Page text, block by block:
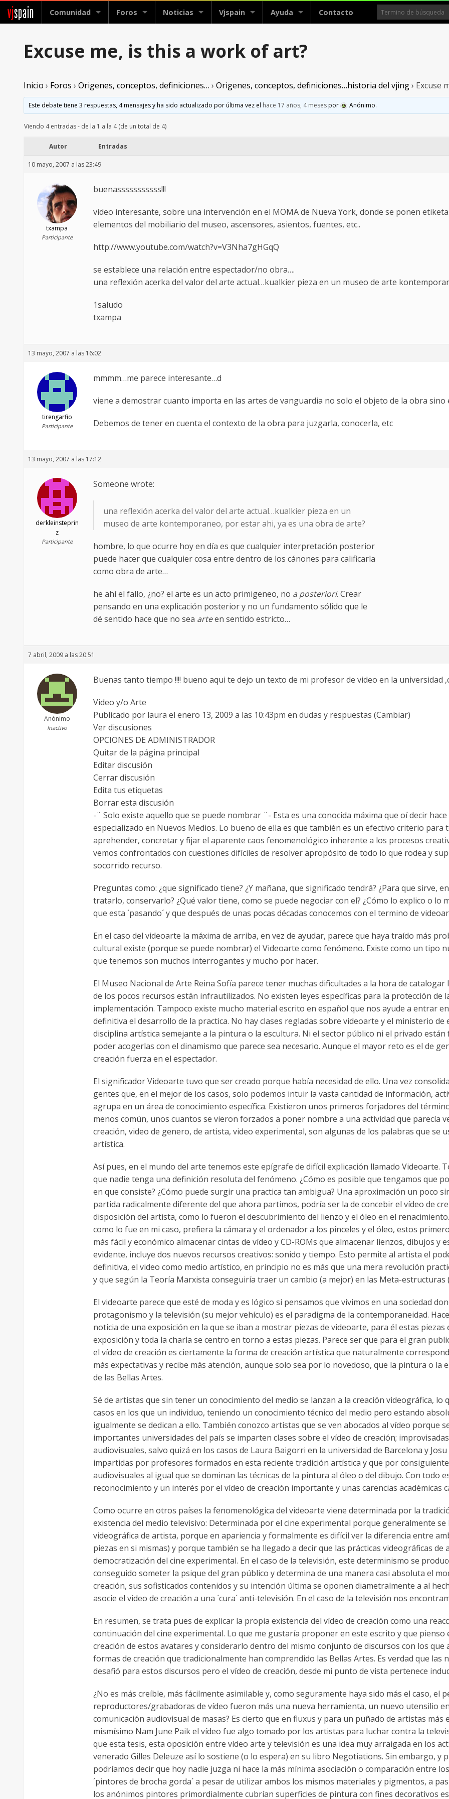
vjspain Comunidad Foros Noticias Vjspain Ayuda Contacto
Excuse me, is this a work of art?
Inicio › Foros › Origenes, conceptos, definiciones… › Origenes, conceptos, definiciones…historia del vjing› Excuse
Este debate tiene 3 respuestas, 4 mensajes y ha sido actualizado por última vez el hace 17 años, 4 mesespor Anónimo.
Viendo 4 entradas - de la 1 a la 4 (de un total de 4)
Autor Entradas
10 mayo, 2007 a las 23:49
txampa
Participante
buenasssssssssss!!!
vídeo interesante, sobre una intervención en el MOMA de Nueva York, donde se ponen
elementos del mobiliario del museo, ascensores, asientos, fuentes, etc..
http://www.youtube.com/watch?v=V3Nha7gHGqQ
se establece una relación entre espectador/no obra….
una reflexión acerka del valor del arte actual…kualkier pieza en un museo de arte
1saludo
txampa
13 mayo, 2007 a las 16:02
tirengarfio
Participante
mmmm…me parece interesante…d
viene a demostrar cuanto importa en las artes de vanguardia no solo el objeto de la obra sino
Debemos de tener en cuenta el contexto de la obra para juzgarla, conocerla, etc
13 mayo, 2007 a las 17:12
derkleinsteprin
z
Participante
Someone wrote:
una reflexión acerka del valor del arte actual…kualkier pieza en un
museo de arte kontemporaneo, por estar ahi, ya es una obra de arte?
hombre, lo que ocurre hoy en día es que cualquier interpretación posterior
puede hacer que cualquier cosa entre dentro de los cánones para calificarla
como obra de arte…
he ahí el fallo, ¿no? el arte es un acto primigeneo, no a posteriori. Crear
pensando en una explicación posterior y no un fundamento sólido que le
dé sentido hace que no sea arteen sentido estricto…
7 abril, 2009 a las 20:51
Anónimo
Inactivo
Buenas tanto tiempo !!!! bueno aqui te dejo un texto de mi profesor de video en la universidad
Video y/o Arte
Publicado por laura el enero 13, 2009 a las 10:43pm en dudas y respuestas (Cambiar)
Ver discusiones
OPCIONES DE ADMINISTRADOR
Quitar de la página principal
Editar discusión
Cerrar discusión
Edita tus etiquetas
Borrar esta discusión
-¨ Solo existe aquello que se puede nombrar ¨- Esta es una conocida máxima que oí decir
especializado en Nuevos Medios. Lo bueno de ella es que también es un efectivo criterio para
aprehender, concretar y fijar el aparente caos fenomenológico inherente a los procesos
vemos confrontados con cuestiones difíciles de resolver apropósito de todo lo que rodea y
socorrido recurso.
Preguntas como: ¿que significado tiene? ¿Y mañana, que significado tendrá? ¿Para que sirve,
tratarlo, conservarlo? ¿Qué valor tiene, como se puede negociar con el? ¿Cómo lo explico o lo
que esta ´pasando´ y que después de unas pocas décadas conocemos con el termino de
En el caso del videoarte la máxima de arriba, en vez de ayudar, parece que haya traído más
cultural existe (porque se puede nombrar) el Videoarte como fenómeno. Existe como un tipo
que tenemos son muchos interrogantes y mucho por hacer.
El Museo Nacional de Arte Reina Sofía parece tener muchas dificultades a la hora de
de los pocos recursos están infrautilizados. No existen leyes específicas para la protección de
implementación. Tampoco existe mucho material escrito en español que nos ayude a entrar
definitiva el desarrollo de la practica. No hay clases regladas sobre videoarte y el ministerio de
disciplina artística semejante a la pintura o la escultura. Ni el sector público ni el privado
poder acogerlas con el dinamismo que parece sea necesario. Aunque el mayor reto es el de
creación fuerza en el espectador.
El significador Videoarte tuvo que ser creado porque había necesidad de ello. Una vez
gentes que, en el mejor de los casos, solo podemos intuir la vasta cantidad de información,
agrupa en un área de conocimiento específica. Existieron unos primeros forjadores del
menos común, unos cuantos se vieron forzados a poner nombre a una actividad que parecía
creación, video de genero, de artista, video experimental, son algunas de los palabras que
artística.
Así pues, en el mundo del arte tenemos este epígrafe de difícil explicación llamado Videoarte.
que nadie tenga una definición resoluta del fenómeno. ¿Cómo es posible que tengamos que
en que consiste? ¿Cómo puede surgir una practica tan ambigua? Una aproximación un poco
partida radicalmente diferente del que ahora partimos, podría ser la de concebir el vídeo de
disposición del artista, como lo fueron el descubrimiento del lienzo y el óleo en el
como lo fue en mi caso, prefiera la cámara y el ordenador a los pinceles y el óleo, estos
más fácil y económico almacenar cintas de vídeo y CD-ROMs que almacenar lienzos, dibujos y
evidente, incluye dos nuevos recursos creativos: sonido y tiempo. Esto permite al artista el
definitiva, el video como medio artístico, en principio no es más que una mera revolución
y que según la Teoría Marxista conseguiría traer un cambio (a mejor) en las Meta-estructuras
El videoarte parece que esté de moda y es lógico si pensamos que vivimos en una sociedad
protagonismo y la televisión (su mejor vehículo) es el paradigma de la contemporaneidad.
noticia de una exposición en la que se iban a mostrar piezas de videoarte, para él estas
exposición y toda la charla se centro en torno a estas piezas. Parece ser que para el gran
el vídeo de creación es ciertamente la forma de creación artística que naturalmente
más expectativas y recibe más atención, aunque solo sea por lo novedoso, que la pintura o
de las Bellas Artes.
Sé de artistas que sin tener un conocimiento del medio se lanzan a la creación videográfica,
casos en los que un individuo, teniendo un conocimiento técnico del medio pero estando
igualmente se dedican a ello. También conozco artistas que se ven abocados al vídeo porque
importantes universidades del país se imparten clases sobre el vídeo de creación;
audiovisuales, salvo quizá en los casos de Laura Baigorri en la universidad de Barcelona y Josu
impartidas por profesores formados en esta reciente tradición artística y que por
audiovisuales al igual que se dominan las técnicas de la pintura al óleo o del dibujo. Con todo
reconocimiento y un interés por el vídeo de creación importante y unas carencias académicas
Como ocurre en otros países la fenomenológica del videoarte viene determinada por la
existencia del medio televisivo: Determinada por el cine experimental porque generalmente
videográfica de artista, porque en apariencia y formalmente es difícil ver la diferencia entre
piezas en si mismas) y porque también se ha llegado a decir que las prácticas videográficas
democratización del cine experimental. En el caso de la televisión, este determinismo se
conseguido someter la psique del gran público y determina de una manera casi absoluta el
creación, sus sofisticados contenidos y su intención última se oponen diametralmente a al
asocie el video de creación a una ´cura´ anti-televisión. En el caso de la televisión nos
En resumen, se trata pues de explicar la propia existencia del vídeo de creación como una
continuación del cine experimental. Lo que me gustaría proponer en este escrito y que pienso
creación de estos avatares y considerarlo dentro del mismo conjunto de discursos con los
formas de creación que tradicionalmente han comprendido las Bellas Artes. Es verdad que
desafió para estos discursos pero el vídeo de creación, desde mi punto de vista pertenece
¿No es más creíble, más fácilmente asimilable y, como seguramente haya sido más el caso, el
reproductores/grabadoras de vídeo fueron más una nueva herramienta, un nuevo utensilio
comunicación audiovisual de masas? Es cierto que en fluxus y para un puñado de artistas
mismísimo Nam June Paik el vídeo fue algo tomado por los artistas para luchar contra la
que esta tesis, esta oposición entre vídeo arte y televisión es una idea muy arraigada en los
venerado Gilles Deleuze así lo sostiene (o lo espera) en su libro Negotiations. Sin embargo, y
podríamos decir que hoy nadie juzga ni hace la más mínima asociación o comparación entre
´pintores de brocha gorda´ a pesar de utilizar ambos los mismos materiales y pigmentos, a
los anónimos pintores primordialmente cubrían superficies de pintura con fines decorativos